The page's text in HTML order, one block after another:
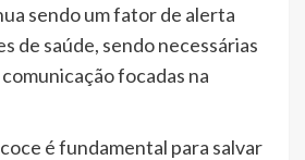
sendo um fator de alerta
de saúde, sendo necessárias
focadas na
é fundamental para salvar